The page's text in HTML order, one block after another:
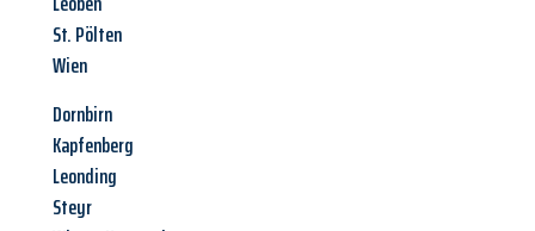
St. Pölten
Wien
Dornbirn
Kapfenberg
Leonding
Steyr